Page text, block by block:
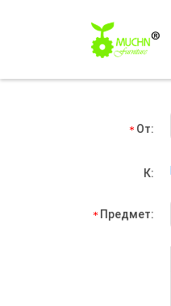
От:
К:
Предмет: